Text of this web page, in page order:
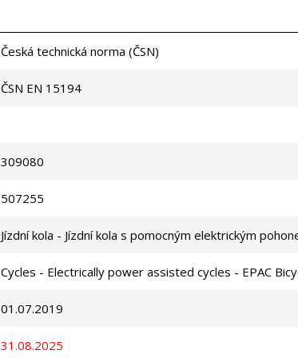
Česká technická norma (ČSN)
ČSN EN 15194
309080
507255
Jízdní kola - Jízdní kola s pomocným elektrickým
Cycles - Electrically power assisted cycles - EPAC
01.07.2019
31.08.2025